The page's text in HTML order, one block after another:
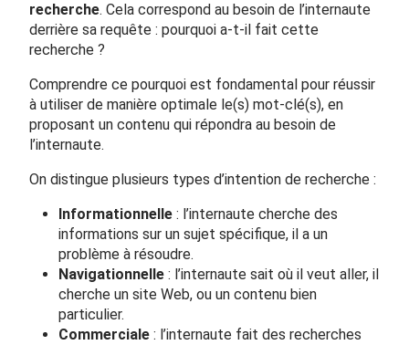
recherche. Cela correspond au besoin de l’internaute
derrière sa requête : pourquoi a-t-il fait cette
recherche ?
Comprendre ce pourquoi est fondamental pour réussir
à utiliser de manière optimale le(s) mot-clé(s), en
proposant un contenu qui répondra au besoin de
l’internaute.
On distingue plusieurs types d’intention de recherche :
Informationnelle : l’internaute cherche des
informations sur un sujet spécifique, il a un
problème à résoudre.
Navigationnelle : l’internaute sait où il veut aller, il
cherche un site Web, ou un contenu bien
particulier.
Commerciale : l’internaute fait des recherches